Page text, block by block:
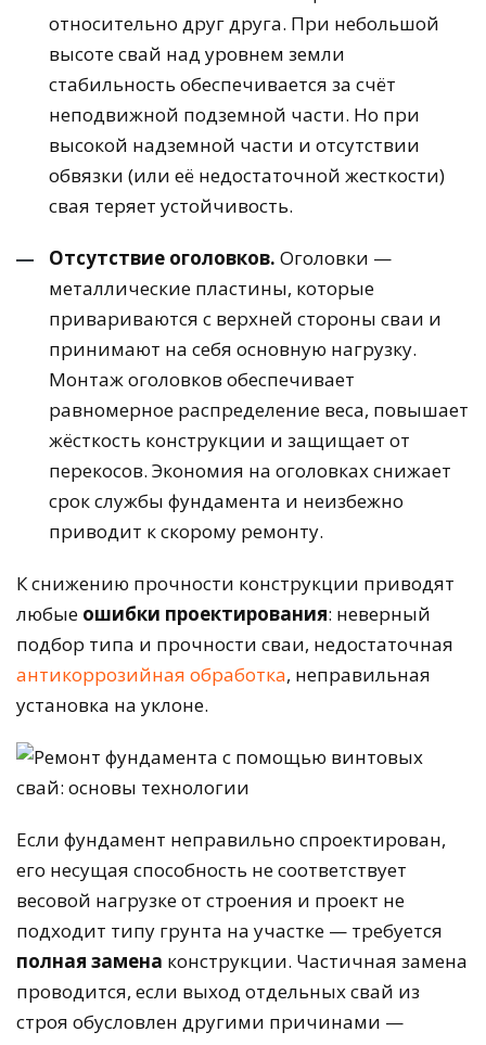
относительно друг друга. При небольшой
высоте свай над уровнем земли
стабильность обеспечивается за счёт
неподвижной подземной части. Но при
высокой надземной части и отсутствии
обвязки (или её недостаточной жесткости)
свая теряет устойчивость.
Отсутствие оголовков. Оголовки —
металлические пластины, которые
привариваются с верхней стороны сваи и
принимают на себя основную нагрузку.
Монтаж оголовков обеспечивает
равномерное распределение веса, повышает
жёсткость конструкции и защищает от
перекосов. Экономия на оголовках снижает
срок службы фундамента и неизбежно
приводит к скорому ремонту.
К снижению прочности конструкции приводят
любые ошибки проектирования: неверный
подбор типа и прочности сваи, недостаточная
антикоррозийная обработка, неправильная
установка на уклоне.
Если фундамент неправильно спроектирован,
его несущая способность не соответствует
весовой нагрузке от строения и проект не
подходит типу грунта на участке — требуется
полная замена конструкции. Частичная замена
проводится, если выход отдельных свай из
строя обусловлен другими причинами —